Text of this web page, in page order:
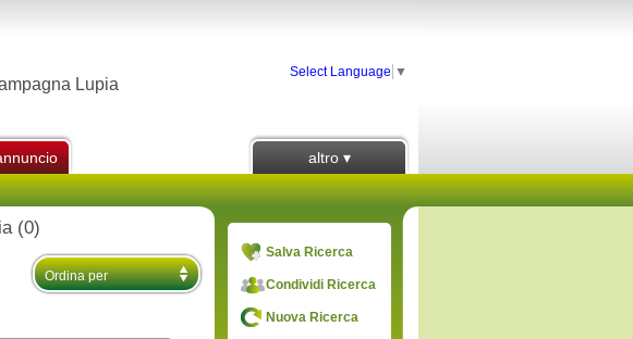
Lupia
altro ▾
Select Language ▼
(0)
Salva Ricerca
Condividi Ricerca
Nuova Ricerca